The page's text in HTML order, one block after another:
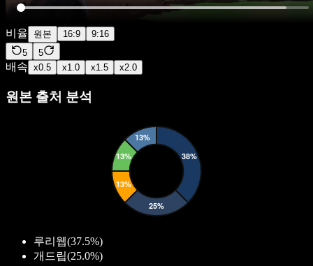
비율 원본 16:9
9:16
5
5
배속 x0.5 x1.0 x1.5 x2.0
원본 출처 분석
루리웹(37.5%)
개드립(25.0%)